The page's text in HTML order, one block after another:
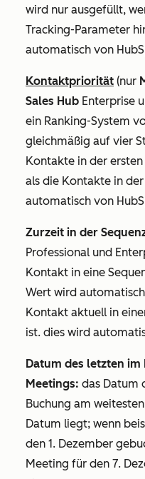
wird nur ausgefüllt,
Tracking-Parameter
automatisch von
Kontaktpriorität (nur
Sales Hub Enterprise
ein Ranking-System
gleichmäßig auf vier
Kontakte in der
als die Kontakte in
automatisch von
Zurzeit in der
Professional und
Kontakt in eine
Wert wird
Kontakt aktuell in
ist. dies wird
Datum des letzten
Meetings: das Datum
Buchung am
Datum liegt; wenn
den 1. Dezember
Meeting für den 7.